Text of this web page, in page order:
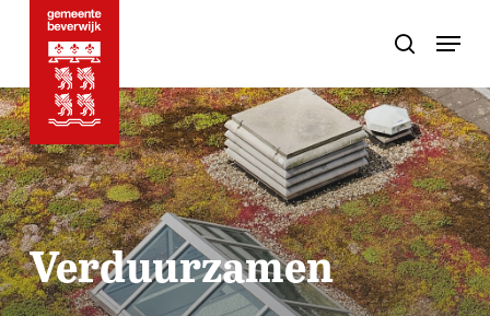
content
search
Menu
Verduurzamen